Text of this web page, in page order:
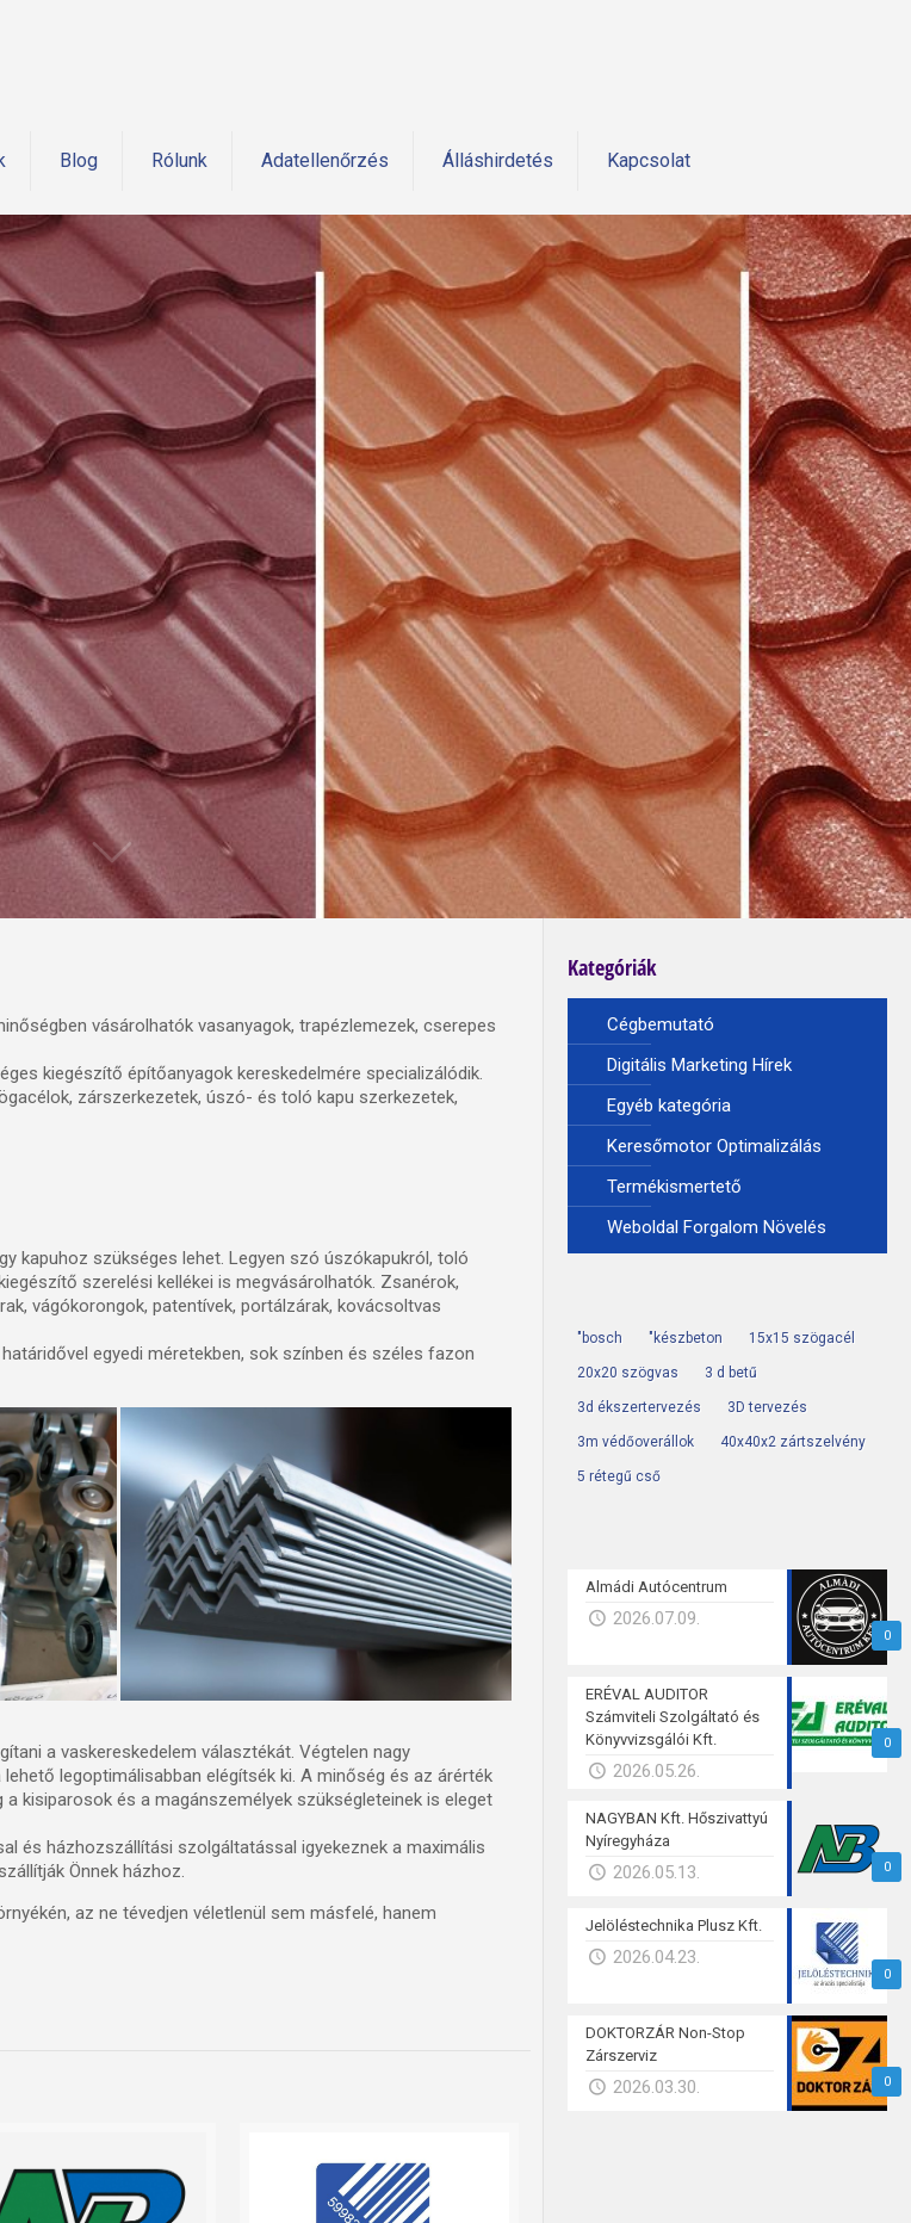
Blog Rólunk Adatellenőrzés Álláshirdetés Kapcsolat
vásárolhatók vasanyagok, trapézlemezek, cserepes
kiegészítő építőanyagok kereskedelmére specializálódik.
zárszerkezetek, úszó- és toló kapu szerkezetek,
kapuhoz szükséges lehet. Legyen szó úszókapukról, toló
szerelési kellékei is megvásárolhatók. Zsanérok,
vágókorongok, patentívek, portálzárak, kovácsoltvas
egyedi méretekben, sok színben és széles fazon
a vaskereskedelem választékát. Végtelen nagy
legoptimálisabban elégítsék ki. A minőség és az árérték
kisiparosok és a magánszemélyek szükségleteinek is eleget
és házhozszállítási szolgáltatással igyekeznek a maximális
Önnek házhoz.
az ne tévedjen véletlenül sem másfelé, hanem
Kategóriák
Cégbemutató
Digitális Marketing Hírek
Egyéb kategória
Keresőmotor Optimalizálás
Termékismertető
Weboldal Forgalom Növelés
"bosch "készbeton 15x15 szögacél
20x20 szögvas 3 d betű
3d ékszertervezés 3D tervezés
3m védőoverállok 40x40x2 zártszelvény
5 rétegű cső
0
Almádi Autócentrum
2026.07.09.
0
ERÉVAL AUDITOR
Számviteli Szolgáltató és
Könyvvizsgálói Kft.
2026.05.26.
0
NAGYBAN Kft. Hőszivattyú
Nyíregyháza
2026.05.13.
0
Jelöléstechnika Plusz Kft.
2026.04.23.
0
DOKTORZÁR Non-Stop
Zárszerviz
2026.03.30.